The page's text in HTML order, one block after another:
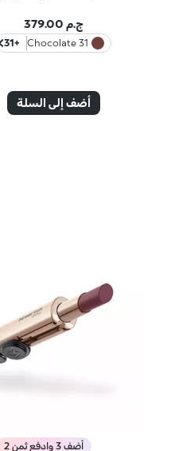
ج.م 379.00
31 Chocolate
+31
أضف إلى السلة
أضف 3 وادفع ثمن 2